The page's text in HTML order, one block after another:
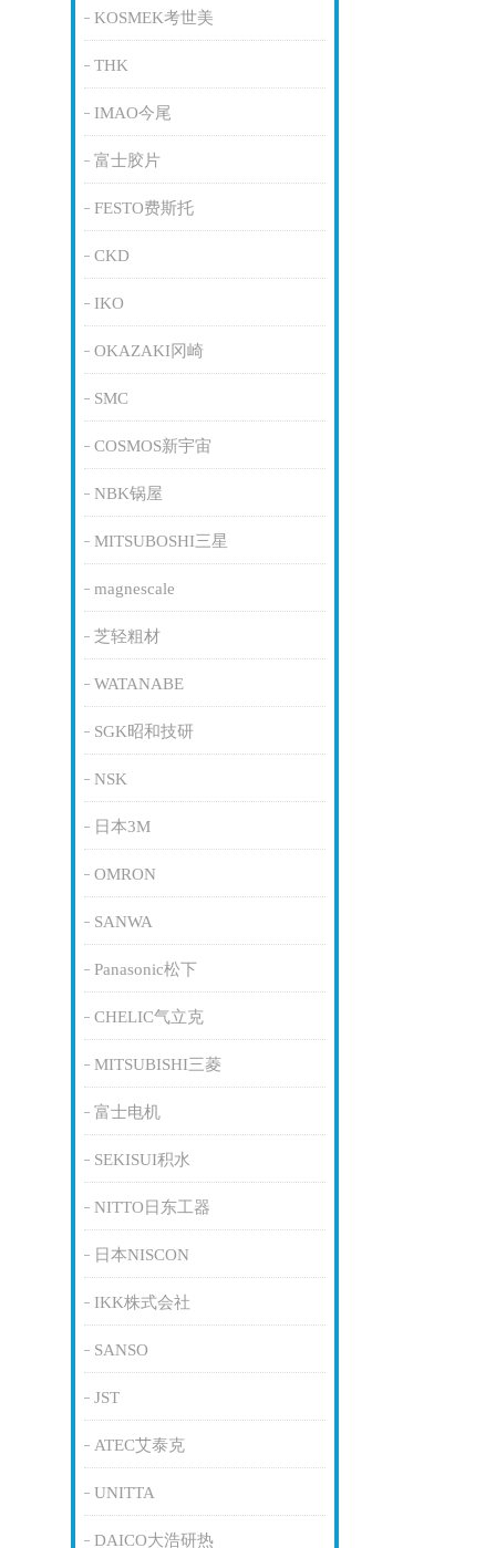
KOSMEK考世美
THK
IMAO今尾
富士胶片
FESTO费斯托
CKD
IKO
OKAZAKI冈崎
SMC
COSMOS新宇宙
NBK锅屋
MITSUBOSHI三星
magnescale
芝轻粗材
WATANABE
SGK昭和技研
NSK
日本3M
OMRON
SANWA
Panasonic松下
CHELIC气立克
MITSUBISHI三菱
富士电机
SEKISUI积水
NITTO日东工器
日本NISCON
IKK株式会社
SANSO
JST
ATEC艾泰克
UNITTA
DAICO大浩研热